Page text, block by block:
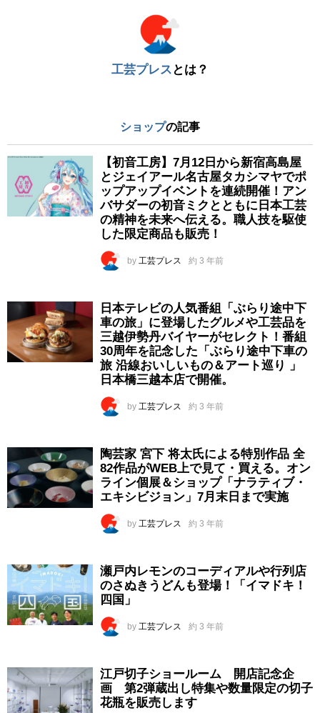
工芸プレス とは？
ショップの記事
【初音工房】7月12日から新宿高島屋
とジェイアール名古屋タカシマヤでポ
ップアップイベントを連続開催！アン
バサダーの初音ミクとともに日本工芸
の精神を未来へ伝える。職人技を駆使
した限定商品も販売！
by 工芸プレス 約 3 年前
日本テレビの人気番組「ぶらり途中下
車の旅」に登場したグルメや工芸品を
三越伊勢丹バイヤーがセレクト！番組
30周年を記念した「ぶらり途中下車の
旅 沿線おいしいもの＆アート巡り 」
日本橋三越本店で開催。
by 工芸プレス 約 3 年前
陶芸家 宮下 将太氏による特別作品 全
82作品がWEB上で見て・買える。オン
ライン個展＆ショップ「ナラティブ・
エキシビジョン」7月末日まで実施
by 工芸プレス 約 3 年前
瀬戸内レモンのコーディアルや行列店
のさぬきうどんも登場！「イマドキ！
四国」
by 工芸プレス 約 3 年前
江戸切子ショールーム 開店記念企
画 第2弾蔵出し特集や数量限定の切子
花瓶を販売します